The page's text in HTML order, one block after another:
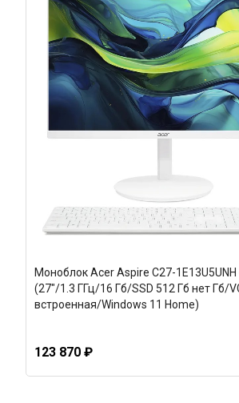
Моноблок Acer Aspire C27-1E13U5UNH
(27"/1.3 ГГц/16 Гб/SSD 512 Гб нет Гб/
встроенная/Windows 11 Home)
123 870 ₽